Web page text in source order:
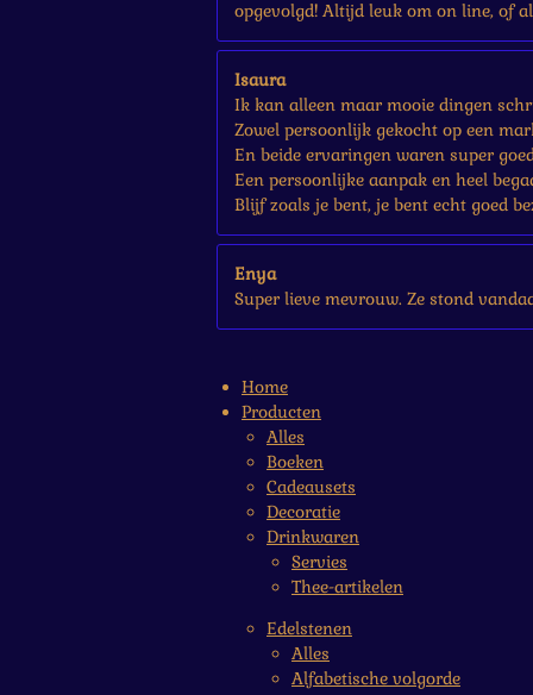
opgevolgd! Altijd leuk om on line, of
Isaura
Ik kan alleen maar mooie dingen
Zowel persoonlijk gekocht op een
En beide ervaringen waren super
Een persoonlijke aanpak en heel
Blijf zoals je bent, je bent echt goed
Enya
Super lieve mevrouw. Ze stond
Home
Producten
Alles
Boeken
Cadeausets
Decoratie
Drinkwaren
Servies
Thee-artikelen
Edelstenen
Alles
Alfabetische volgorde